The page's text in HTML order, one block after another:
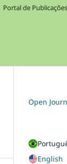
Portal de
Open
English